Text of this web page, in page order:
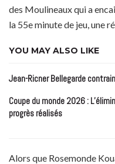
des Moulineaux qui a
la 55e minute de jeu, une
YOU MAY ALSO LIKE
Jean-Ricner Bellegarde
Coupe du monde 2026 :
progrès réalisés
Alors que Rosemonde